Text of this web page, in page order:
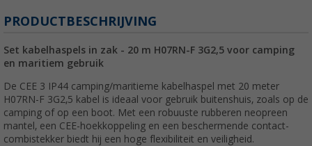
PRODUCTBESCHRIJVING
Set kabelhaspels in zak - 20 m H07RN-F 3G2,5 voor camping
en maritiem gebruik
De CEE 3 IP44 camping/maritieme kabelhaspel met 20 meter
H07RN-F 3G2,5 kabel is ideaal voor gebruik buitenshuis, zoals op de
camping of op een boot. Met een robuuste rubberen neopreen
mantel, een CEE-hoekkoppeling en een beschermende contact-
combistekker biedt hij een hoge flexibiliteit en veiligheid.